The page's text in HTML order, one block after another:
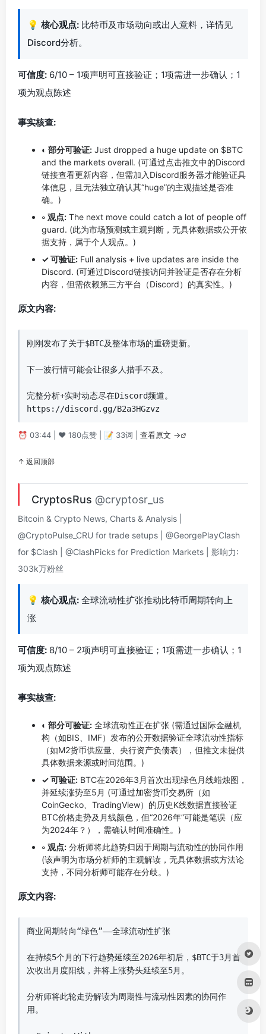
💡 核心观点: 比特币及市场动向或出人意料，详情见
Discord分析。
可信度: 6/10 – 1项声明可直接验证；1项需进一步确认；1
项为观点陈述
事实核查:
◐ 部分可验证: Just dropped a huge update on $BTC
and the markets overall. (可通过点击推文中的Discord
链接查看更新内容，但需加入Discord服务器才能验证具
体信息，且无法独立确认其“huge”的主观描述是否准
确。)
◦ 观点: The next move could catch a lot of people off
guard. (此为市场预测或主观判断，无具体数据或公开依
据支持，属于个人观点。)
✓ 可验证: Full analysis + live updates are inside the
Discord. (可通过Discord链接访问并验证是否存在分析
内容，但需依赖第三方平台（Discord）的真实性。)
原文内容:
刚刚发布了关于$BTC及整体市场的重磅更新。
下一波行情可能会让很多人措手不及。
完整分析+实时动态尽在Discord频道。
https://discord.gg/B2a3HGzvz
⏰ 03:44 | ❤️ 180点赞 | 📝 33词 | 查看原文 →
↑ 返回顶部
CryptosRus @cryptosr_us
Bitcoin & Crypto News, Charts & Analysis |
@CryptoPulse_CRU for trade setups | @GeorgePlayClash
for $Clash | @ClashPicks for Prediction Markets | 影响力:
303k万粉丝
💡 核心观点: 全球流动性扩张推动比特币周期转向上
涨
可信度: 8/10 – 2项声明可直接验证；1项需进一步确认；1
项为观点陈述
事实核查:
◐ 部分可验证: 全球流动性正在扩张 (需通过国际金融机
构（如BIS、IMF）发布的公开数据验证全球流动性指标
（如M2货币供应量、央行资产负债表），但推文未提供
具体数据来源或时间范围。)
✓ 可验证: BTC在2026年3月首次出现绿色月线蜡烛图，
并延续涨势至5月 (可通过加密货币交易所（如
CoinGecko、TradingView）的历史K线数据直接验证
BTC价格走势及月线颜色，但“2026年”可能是笔误（应
为2024年？），需确认时间准确性。)
◦ 观点: 分析师将此趋势归因于周期与流动性的协同作用
(该声明为市场分析师的主观解读，无具体数据或方法论
支持，不同分析师可能存在分歧。)
原文内容:
商业周期转向“绿色”——全球流动性扩张
在持续5个月的下行趋势延续至2026年初后，$BTC于3月首
次收出月度阳线，并将上涨势头延续至5月。
分析师将此轮走势解读为周期性与流动性因素的协同作
用。